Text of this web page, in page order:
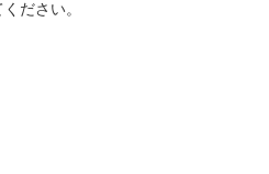
ださい。